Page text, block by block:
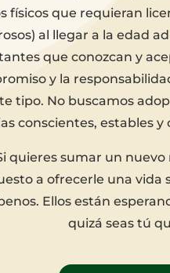
físicos que requieran
al llegar a la edad
que conozcan y
y la
tipo. No buscamos
conscientes, estables
quieres sumar un
a ofrecerle una vida
Ellos están
quizá seas tú